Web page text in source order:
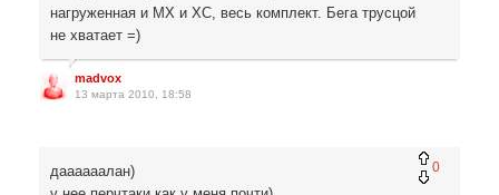
нагруженная и МХ и ХС, весь комплект. Бега трусцой
не хватает =)
madvox
13 марта 2010, 18:58
0
даааааалан)